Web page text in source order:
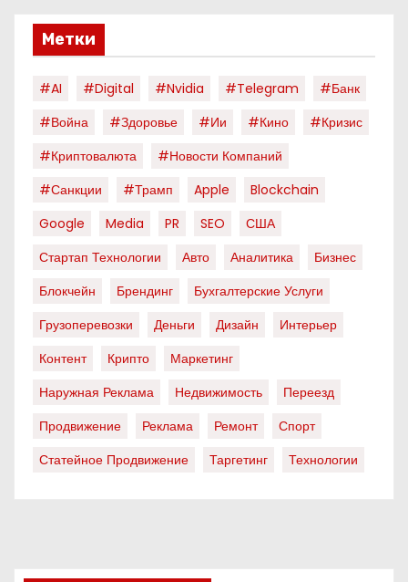
Метки
#AI #digital #nvidia #telegram
#банк
#война
#здоровье #ии #кино
#кризис
#криптовалюта
#новости Компаний
#санкции
#трамп Apple
Blockchain
Google
Media PR SEO
США
Стартап Технологии
Авто Аналитика
Бизнес
Блокчейн
Брендинг
Бухгалтерские Услуги
Грузоперевозки
Деньги Дизайн
Интерьер
Контент
Крипто
Маркетинг
Наружная Реклама
Недвижимость
Переезд
Продвижение
Реклама Ремонт
Спорт
Статейное Продвижение
Таргетинг Технологии